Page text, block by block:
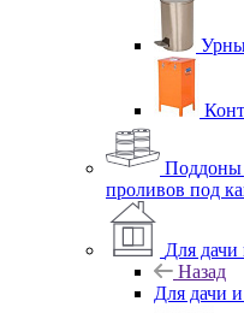
Поддоны
проливов под
Для дачи
Назад
Для дачи и